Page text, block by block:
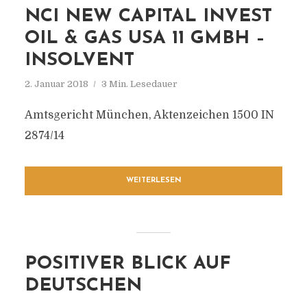
NCI NEW CAPITAL INVEST
OIL & GAS USA 11 GMBH –
INSOLVENT
2. Januar 2018 3 Min. Lesedauer
Amtsgericht München, Aktenzeichen 1500 IN
2874/14
WEITERLESEN
POSITIVER BLICK AUF
DEUTSCHEN